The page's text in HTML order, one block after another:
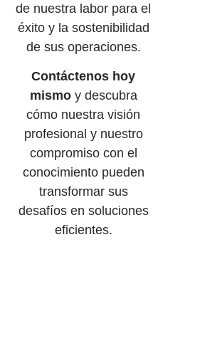
de nuestra labor para el
éxito y la sostenibilidad
de sus operaciones.
Contáctenos hoy
mismoy descubra
cómo nuestra visión
profesional y nuestro
compromiso con el
conocimiento pueden
transformar sus
desafíos en soluciones
eficientes.